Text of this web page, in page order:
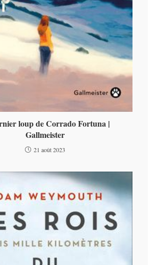
loup de Corrado Fortuna |
Gallmeister
21 août 2023